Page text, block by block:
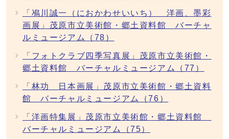
「鳰川誠一（におかわせいいち） 洋画、墨彩
画展」茂原市立美術館・郷土資料館 バーチャ
ルミュージアム（78）
「フォトクラブ四季写真展」茂原市立美術館・
郷土資料館 バーチャルミュージアム（77）
「林功 日本画展」茂原市立美術館・郷土資料
館 バーチャルミュージアム（76）
「洋画特集展」茂原市立美術館・郷土資料館
バーチャルミュージアム（75）